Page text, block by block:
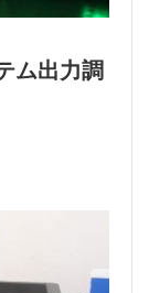
ム出力調